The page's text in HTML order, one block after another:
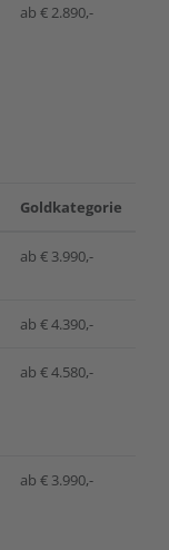
ab € 2.890,-
Goldkategorie
ab € 3.990,-
ab € 4.390,-
ab € 4.580,-
ab € 3.990,-